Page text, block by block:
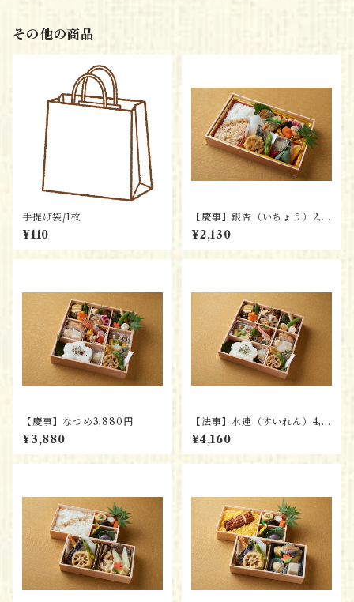
その他の商品
手提げ袋/1枚
¥110
【慶事】銀杏（いちょう）2,1
30円
¥2,130
【慶事】なつめ3,880円
¥3,880
【法事】水連（すいれん）4,1
60円
¥4,160